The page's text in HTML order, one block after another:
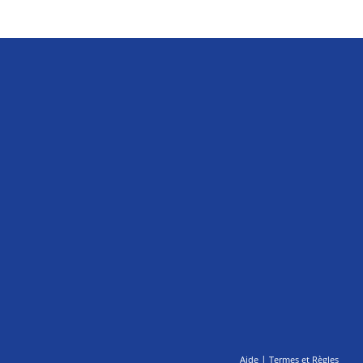
Aide | Termes et Règles